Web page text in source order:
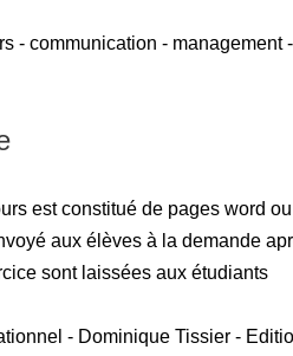
intrinsèque et extrinsèque
construire un projet
ou pour un stage
construire son projet
une réflexion sur son
- communication - management
est constitué de pages word
aux élèves à la demande
sont laissées aux étudiants
- Dominique Tissier -